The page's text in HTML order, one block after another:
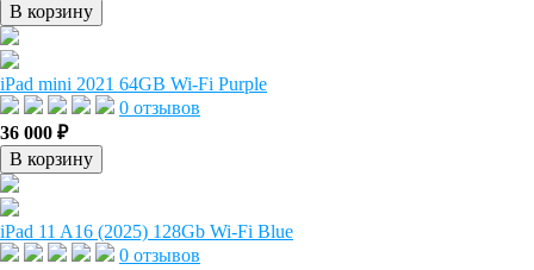
В корзину
iPad mini 2021 64GB Wi-Fi Purple
0 отзывов
36 000 ₽
В корзину
iPad 11 A16 (2025) 128Gb Wi-Fi Blue
0 отзывов